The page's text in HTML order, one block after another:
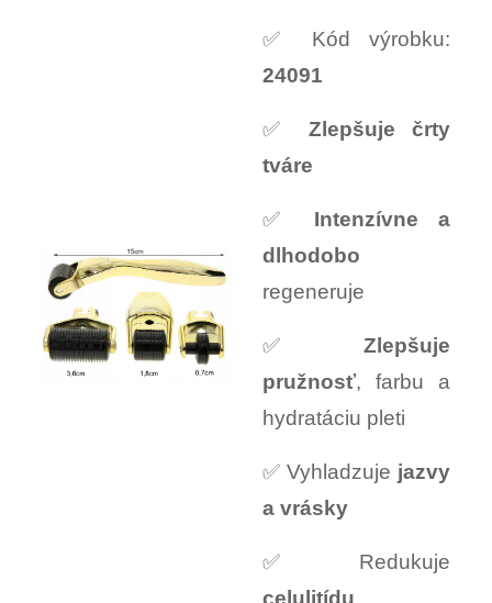
✅ Kód výrobku:
24091
✅ Zlepšuje črty
tváre
✅ Intenzívne a
dlhodobo
regeneruje
✅ Zlepšuje
pružnosť, farbu a
hydratáciu pleti
✅ Vyhladzuje jazvy
a vrásky
✅ Redukuje
celulitídu